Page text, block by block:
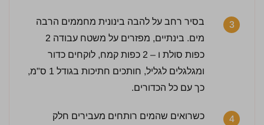
3
בסיר רחב על להבה בינונית מחממים הרבה
מים. בינתיים, מפזרים על משטח עבודה 2
כפות סולת ו – 2 כפות קמח, לוקחים כדור
ומגלגלים לגליל, חותכים חתיכות בגודל 1 ס"מ,
כך עם כל הכדורים.
4
כשרואים שהמים רותחים מעבירים חלק
3 / 5 | 8 מדרגים